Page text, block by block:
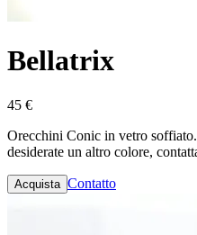
Bellatrix
45 €
Orecchini Conic in vetro
desiderate un altro colore,
Acquista Contatto